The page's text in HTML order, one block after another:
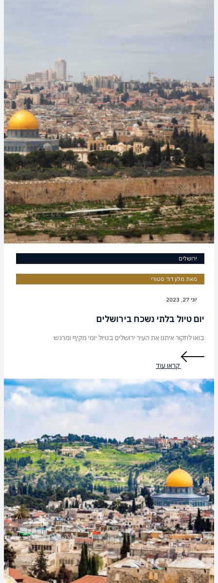
ירושלים
מאת מלון דוד סטורי
יוני 27, 2023
יום טיול בלתי נשכח בירושלים
בואו לחקור איתנו את העיר ירושלים בטיול יומי מקיף ומרגש
קראו עוד